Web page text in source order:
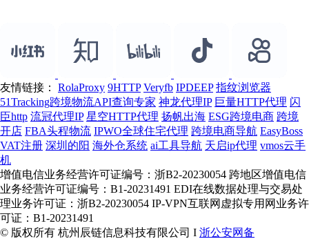
友情链接： RolaProxy 9HTTP Veryfb IPDEEP 指纹浏览器
51Tracking跨境物流API查询专家 神龙代理IP 巨量HTTP代理 闪
臣http 流冠代理IP 星空HTTP代理 扬帆出海 ESG跨境电商 跨境
开店 FBA头程物流 IPWO全球住宅代理 跨境电商导航 EasyBoss
VAT注册 深圳的阳 海外仓系统 ai工具导航 天启ip代理 vmos云手
机
增值电信业务经营许可证编号：浙B2-20230054 跨地区增值电信
业务经营许可证编号：B1-20231491 EDI在线数据处理与交易处
理业务许可证：浙B2-20230054 IP-VPN互联网虚拟专用网业务许
可证：B1-20231491
© 版权所有 杭州辰链信息科技有限公司 I 浙公安网备